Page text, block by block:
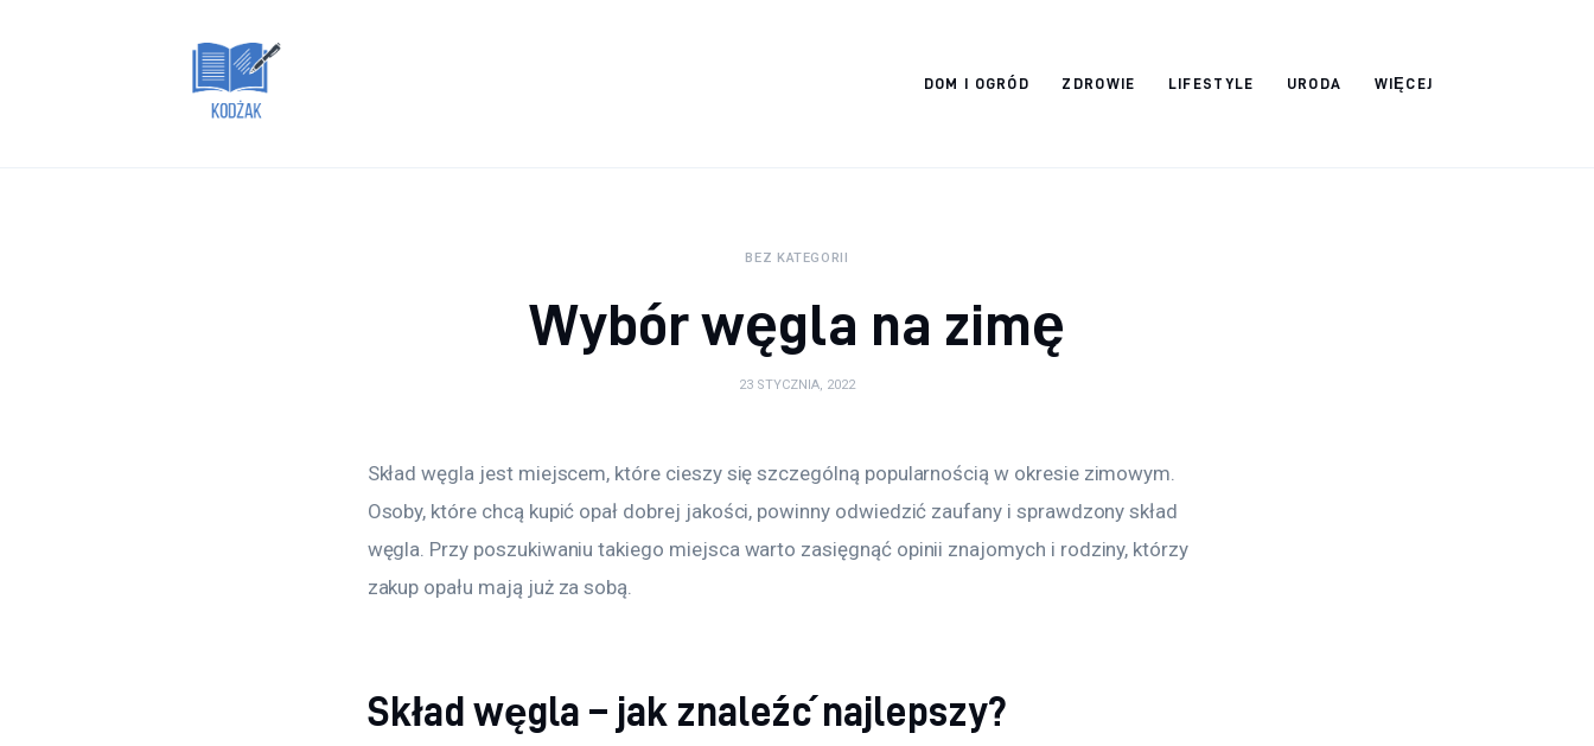
DOM I OGRÓD ZDROWIE LIFESTYLE URODA WIĘCEJ
BEZ KATEGORII
Wybór węgla na zimę
23 STYCZNIA, 2022
Skład węgla jest miejscem, które cieszy się szczególną popularnością w okresie zimowym.
Osoby, które chcą kupić opał dobrej jakości, powinny odwiedzić zaufany i sprawdzony skład
węgla. Przy poszukiwaniu takiego miejsca warto zasięgnąć opinii znajomych i rodziny, którzy
zakup opału mają już za sobą.
Skład węgla – jak znaleźć najlepszy?